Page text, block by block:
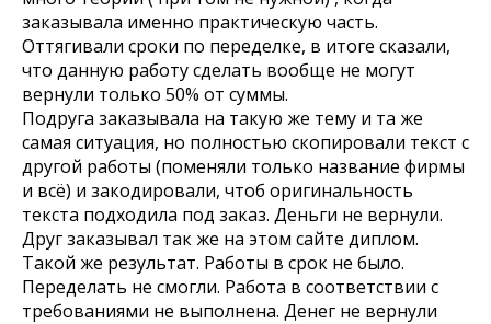
заказывала именно практическую часть.
Оттягивали сроки по переделке, в итоге сказали,
что данную работу сделать вообще не могут
вернули только 50% от суммы.
Подруга заказывала на такую же тему и та же
самая ситуация, но полностью скопировали текст с
другой работы (поменяли только название фирмы
и всё) и закодировали, чтоб оригинальность
текста подходила под заказ. Деньги не вернули.
Друг заказывал так же на этом сайте диплом.
Такой же результат. Работы в срок не было.
Переделать не смогли. Работа в соответствии с
требованиями не выполнена. Денег не вернули